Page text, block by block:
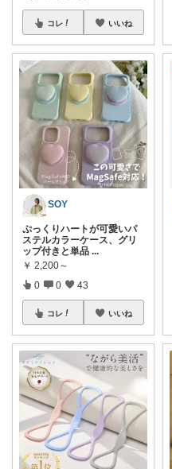
コレ いいね
SOY
ぷっくりハートが可愛いパ
ステルカラーケース、グリ
ップ付きと単品 ...
￥ 2,200～
0 0 43
コレ いいね